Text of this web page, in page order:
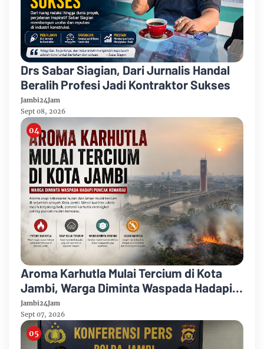
Drs Sabar Siagian, Dari Jurnalis Handal
Beralih Profesi Jadi Kontraktor Sukses
Jambi24Jam
Sept 08, 2026
Aroma Karhutla Mulai Tercium di Kota
Jambi, Warga Diminta Waspada Hadapi
Puncak Kemarau
Jambi24Jam
Sept 07, 2026